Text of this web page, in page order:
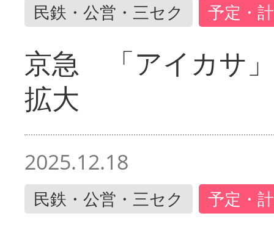
民鉄・公営・三セク 予定・
京急 「アイカサ
拡大
2025.12.18
民鉄・公営・三セク 予定・